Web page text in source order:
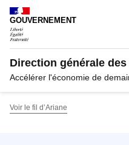
Panneau de gestion des
GOUVERNEMENT
Direction générale
Accélérer l'économie de
Voir le fil d’Ariane